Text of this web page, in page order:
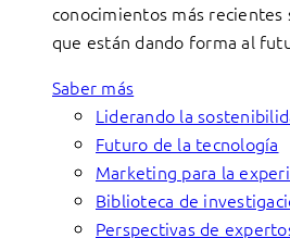
conocimientos más
que están dando forma al
Saber más
Liderando la
Futuro de la tecnología
Marketing para la
Biblioteca de
Perspectivas de